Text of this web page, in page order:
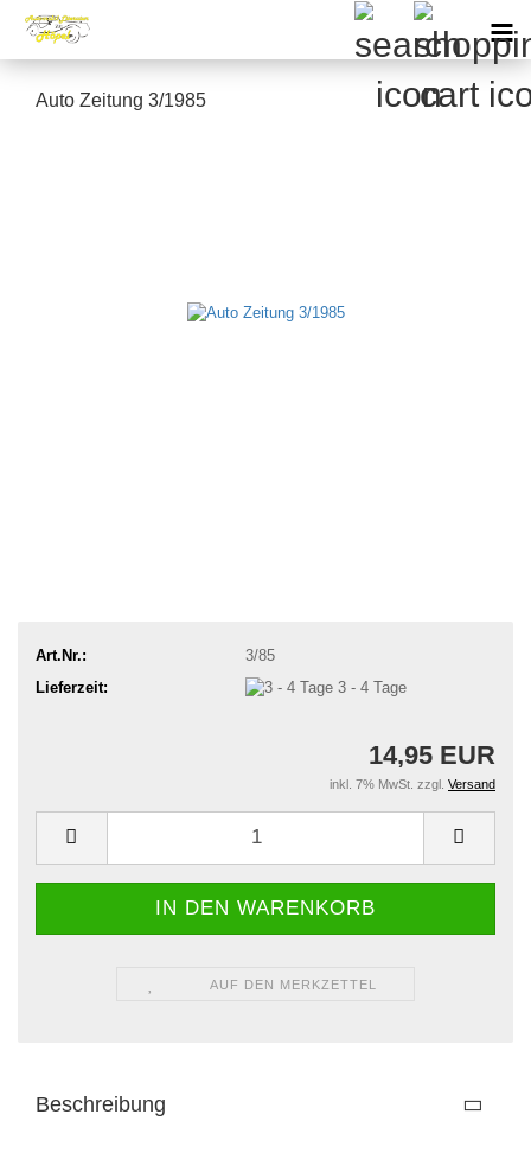
Auto Zeitung 3/1985
Art.Nr.:
3/85
Lieferzeit:
3 - 4 Tage
14,95 EUR
inkl. 7% MwSt. zzgl. Versand
AUF DEN MERKZETTEL
Beschreibung